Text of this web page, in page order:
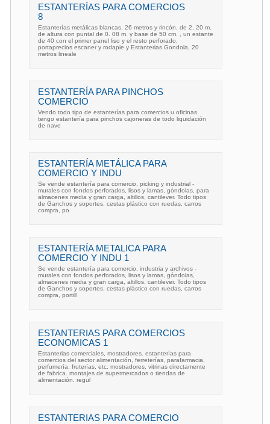
ESTANTERÍAS PARA COMERCIOS
8
Estanterías metálicas blancas, 26 metros y rincón, de 2, 20 m.
de altura con puntal de 0. 08 m. y base de 50 cm. , un estante
de 40 con el primer panel liso y el resto perforado,
portaprecios escaner y rodapie y Estanterias Gondola, 20
metros lineale
ESTANTERÍA PARA PINCHOS
COMERCIO
Vendo todo tipo de estanterías para comercios u oficinas
tengo estantería para pinchos cajoneras de todo liquidación
de nave
ESTANTERÍA METÁLICA PARA
COMERCIO Y INDU
Se vende estantería para comercio, picking y industrial -
murales con fondos perforados, lisos y lamas, góndolas, para
almacenes media y gran carga, altillos, cantilever. Todo tipos
de Ganchos y soportes, cestas plástico con ruedas, carros
compra, po
ESTANTERÍA METALICA PARA
COMERCIO Y INDU 1
Se vende estantería para comercio, industria y archivos -
murales con fondos perforados, lisos y lamas, góndolas,
almacenes media y gran carga, altillos, cantilever. Todo tipos
de Ganchos y soportes, cestas plástico con ruedas, carros
compra, portill
ESTANTERIAS PARA COMERCIOS
ECONOMICAS 1
Estanterias comerciales, mostradores. estanterías para
comercios del sector alimentación, ferreterías, parafarmacia,
perfumería, fruterías, etc, mostradores, vitrinas directamente
de fabrica. montajes de supermercados o tiendas de
alimentación. regul
ESTANTERIAS PARA COMERCIO